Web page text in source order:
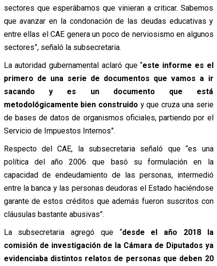
sectores que esperábamos que vinieran a criticar. Sabemos
que avanzar en la condonación de las deudas educativas y
entre ellas el CAE genera un poco de nerviosismo en algunos
sectores”, señaló la subsecretaria.
La autoridad gubernamental aclaró que “este informe es el
primero de una serie de documentos que vamos a ir
sacando y es un documento que está
metodológicamente bien construido y que cruza una serie
de bases de datos de organismos oficiales, partiendo por el
Servicio de Impuestos Internos”.
Respecto del CAE, la subsecretaria señaló que “es una
política del año 2006 que basó su formulación en la
capacidad de endeudamiento de las personas, intermedió
entre la banca y las personas deudoras el Estado haciéndose
garante de estos créditos que además fueron suscritos con
cláusulas bastante abusivas”.
La subsecretaria agregó que “desde el año 2018 la
comisión de investigación de la Cámara de Diputados ya
evidenciaba distintos relatos de personas que deben 20